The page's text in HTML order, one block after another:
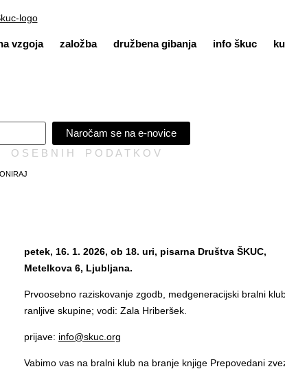
vzgoja založba družbena gibanja info škuc
Naročam se na e-novice
O S E B N I H P O D A T K O V
petek, 16. 1. 2026, ob 18. uri, pisarna Društva ŠKUC,
Metelkova 6, Ljubljana.
Prvoosebno raziskovanje zgodb, medgeneracijski bralni
ranljive skupine; vodi: Zala Hriberšek.
prijave: info@skuc.org
Vabimo vas na bralni klub na branje knjige Prepovedani